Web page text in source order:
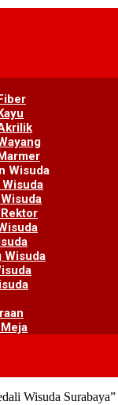
Wisuda
Wisuda
Wisuda Surabaya”